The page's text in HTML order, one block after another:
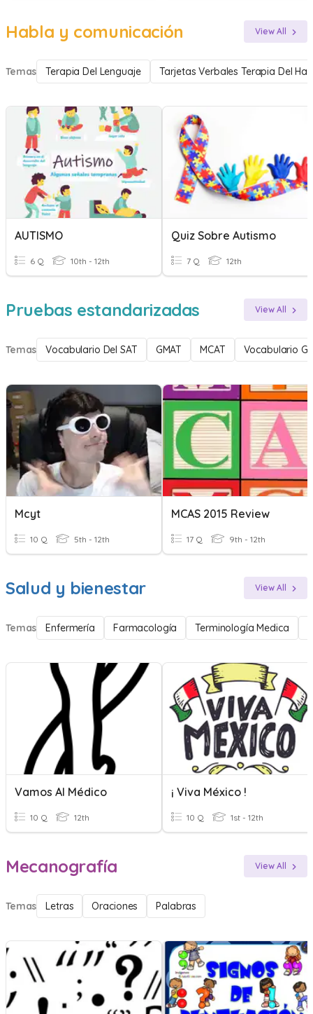
Habla y comunicación View All
Temas Terapia Del Lenguaje Tarjetas Verbales Terapia Del
AUTISMO
6 Q 10th - 12th
Quiz Sobre Autismo
7 Q 12th
Pruebas estandarizadas View All
Temas Vocabulario Del SAT GMAT MCAT Vocabulario
Mcyt
10 Q 5th - 12th
MCAS 2015 Review
17 Q 9th - 12th
Salud y bienestar View All
Temas Enfermería Farmacología Terminología Medica
Vamos Al Médico
10 Q 12th
¡ Viva México !
10 Q 1st - 12th
Mecanografía View All
Temas Letras Oraciones Palabras